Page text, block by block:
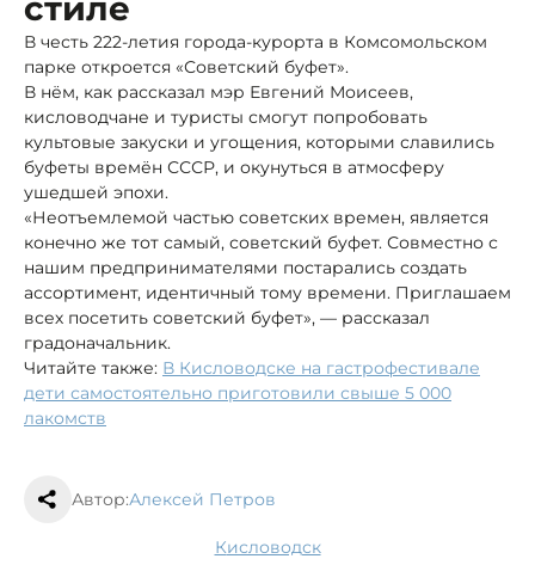
В честь 222-летия города-курорта в Комсомольском
парке откроется «Советский буфет».
В нём, как рассказал мэр Евгений Моисеев,
кисловодчане и туристы смогут попробовать
культовые закуски и угощения, которыми славились
буфеты времён СССР, и окунуться в атмосферу
ушедшей эпохи.
«Неотъемлемой частью советских времен, является
конечно же тот самый, советский буфет. Совместно с
нашим предпринимателями постарались создать
ассортимент, идентичный тому времени. Приглашаем
всех посетить советский буфет», — рассказал
градоначальник.
Читайте также: В Кисловодске на гастрофестивале
дети самостоятельно приготовили свыше 5 000
лакомств
Автор:Алексей Петров
Кисловодск